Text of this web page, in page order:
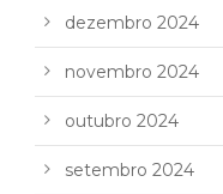
dezembro 2024
novembro 2024
outubro 2024
setembro 2024